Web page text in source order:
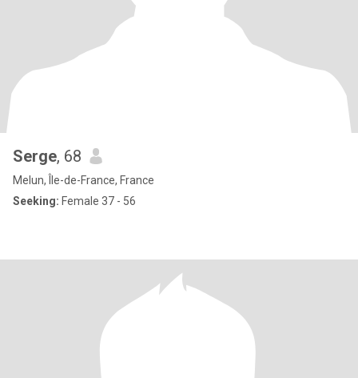
Serge, 68
Melun, Île-de-France, France
Seeking: Female 37 - 56